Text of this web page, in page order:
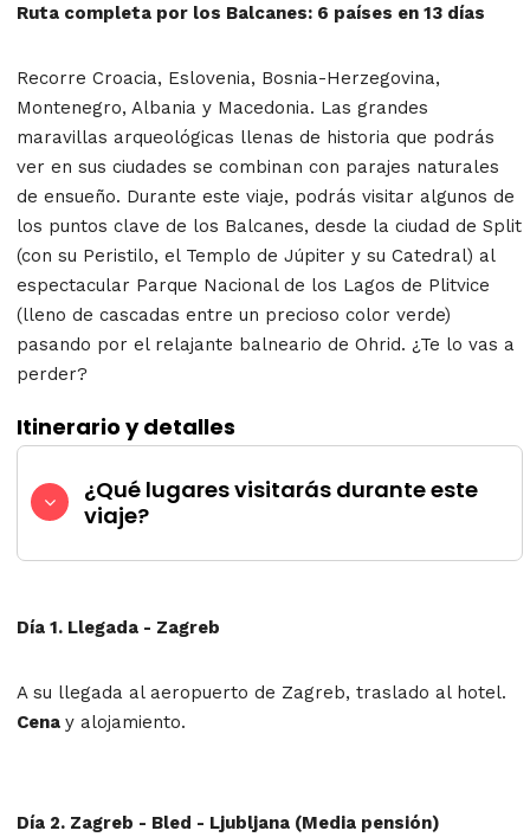
Ruta completa por los Balcanes: 6 países en 13 días
Recorre Croacia, Eslovenia, Bosnia-Herzegovina,
Montenegro, Albania y Macedonia. Las grandes
maravillas arqueológicas llenas de historia que podrás
ver en sus ciudades se combinan con parajes naturales
de ensueño. Durante este viaje, podrás visitar algunos de
los puntos clave de los Balcanes, desde la ciudad de Split
(con su Peristilo, el Templo de Júpiter y su Catedral) al
espectacular Parque Nacional de los Lagos de Plitvice
(lleno de cascadas entre un precioso color verde)
pasando por el relajante balneario de Ohrid. ¿Te lo vas a
perder?
Itinerario y detalles
¿Qué lugares visitarás durante este
viaje?
Día 1. Llegada - Zagreb
A su llegada al aeropuerto de Zagreb, traslado al hotel.
Cena y alojamiento.
Día 2. Zagreb - Bled - Ljubljana (Media pensión)